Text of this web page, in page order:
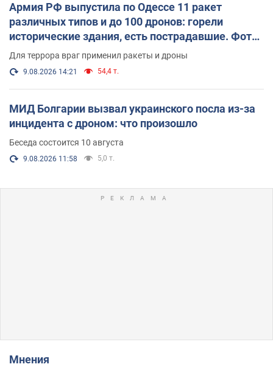
Армия РФ выпустила по Одессе 11 ракет
различных типов и до 100 дронов: горели
исторические здания, есть пострадавшие. Фото
и видео
Для террора враг применил ракеты и дроны
9.08.2026 14:21 54,4 т.
МИД Болгарии вызвал украинского посла из-за
инцидента с дроном: что произошло
Беседа состоится 10 августа
9.08.2026 11:58 5,0 т.
Мнения